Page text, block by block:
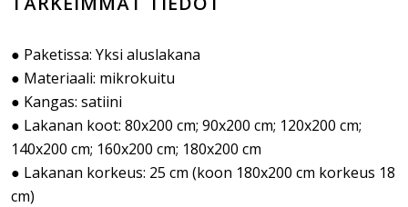
● Paketissa: Yksi aluslakana
● Materiaali: mikrokuitu
● Kangas: satiini
● Lakanan koot: 80x200 cm; 90x200 cm; 120x200 cm;
140x200 cm; 160x200 cm; 180x200 cm
● Lakanan korkeus: 25 cm (koon 180x200 cm korkeus 18
cm)